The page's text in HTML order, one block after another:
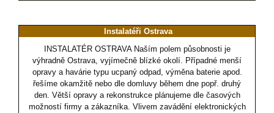
Instalatéři Ostrava
INSTALATÉR OSTRAVA Naším polem působnosti je
výhradně Ostrava, vyjímečně blízké okolí. Případné menší
opravy a havárie typu ucpaný odpad, výměna baterie apod.
řešíme okamžitě nebo dle domluvy během dne popř. druhý
den. Větší opravy a rekonstrukce plánujeme dle časových
možností firmy a zákazníka. Vlivem zavádění elektronických